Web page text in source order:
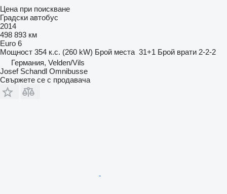
Цена при поискване
Градски автобус
2014
498 893 км
Euro 6
Мощност 354 к.с. (260 kW) Брой места 31+1 Брой врати 2-2-2
Германия, Velden/Vils
Josef Schandl Omnibusse
Свържете се с продавача